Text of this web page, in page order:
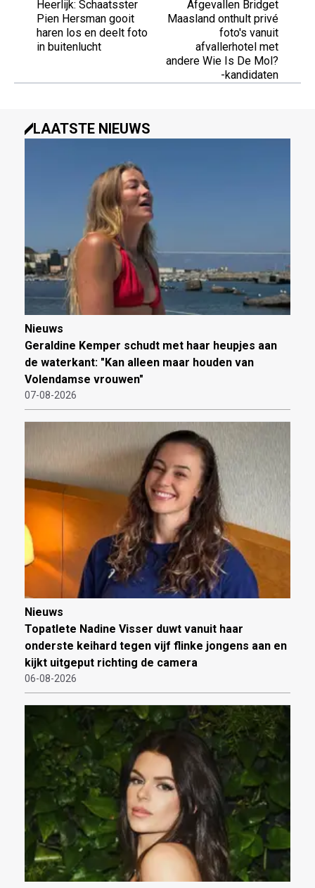
Heerlijk: Schaatsster
Pien Hersman gooit
haren los en deelt foto
in buitenlucht
Afgevallen Bridget
Maasland onthult privé
foto's vanuit
afvallerhotel met
andere Wie Is De Mol?
-kandidaten
LAATSTE NIEUWS
Nieuws
Geraldine Kemper schudt met haar heupjes aan
de waterkant: "Kan alleen maar houden van
Volendamse vrouwen"
07-08-2026
Nieuws
Topatlete Nadine Visser duwt vanuit haar
onderste keihard tegen vijf flinke jongens aan en
kijkt uitgeput richting de camera
06-08-2026